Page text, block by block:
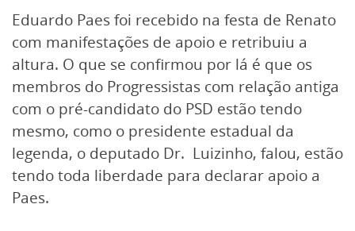
Eduardo Paes foi recebido na festa de Renato
com manifestações de apoio e retribuiu a
altura. O que se confirmou por lá é que os
membros do Progressistas com relação antiga
com o pré-candidato do PSD estão tendo
mesmo, como o presidente estadual da
legenda, o deputado Dr. Luizinho, falou, estão
tendo toda liberdade para declarar apoio a
Paes.